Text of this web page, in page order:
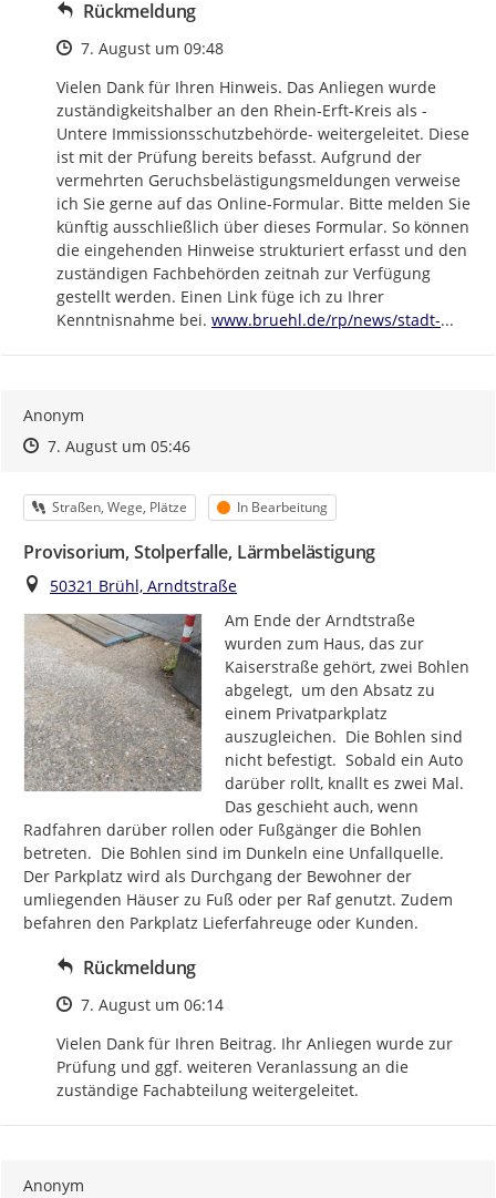
Rückmeldung
Zeitpunkt des Erstellens
7. August um 09:48
Vielen Dank für Ihren Hinweis. Das Anliegen wurde
zuständigkeitshalber an den Rhein-Erft-Kreis als -
Untere Immissionsschutzbehörde- weitergeleitet. Diese
ist mit der Prüfung bereits befasst. Aufgrund der
vermehrten Geruchsbelästigungsmeldungen verweise
ich Sie gerne auf das Online-Formular. Bitte melden Sie
künftig ausschließlich über dieses Formular. So können
die eingehenden Hinweise strukturiert erfasst und den
zuständigen Fachbehörden zeitnah zur Verfügung
gestellt werden. Einen Link füge ich zu Ihrer
Kenntnisnahme bei. https://
www.bruehl.de/rp/news/stadt-...
Anonym
Zeitpunkt des Erstellens
Zeitpunkt des Erstellens
7. August um 05:46Zur Äußerung
Kategorie
Straßen, Wege, Plätze Status
In Bearbeitung
Provisorium, Stolperfalle, Lärmbelästigung
Ort
50321 Brühl, Arndtstraße
Am Ende der Arndtstraße
wurden zum Haus, das zur
Kaiserstraße gehört, zwei Bohlen
abgelegt,  um den Absatz zu
einem Privatparkplatz
auszugleichen.  Die Bohlen sind
nicht befestigt.  Sobald ein Auto
darüber rollt, knallt es zwei Mal.
Das geschieht auch, wenn
Radfahren darüber rollen oder Fußgänger die Bohlen
betreten.  Die Bohlen sind im Dunkeln eine Unfallquelle.
Der Parkplatz wird als Durchgang der Bewohner der
umliegenden Häuser zu Fuß oder per Raf genutzt. Zudem
befahren den Parkplatz Lieferfahreuge oder Kunden.
Rückmeldung
Zeitpunkt des Erstellens
7. August um 06:14
Vielen Dank für Ihren Beitrag. Ihr Anliegen wurde zur
Prüfung und ggf. weiteren Veranlassung an die
zuständige Fachabteilung weitergeleitet.
Anonym